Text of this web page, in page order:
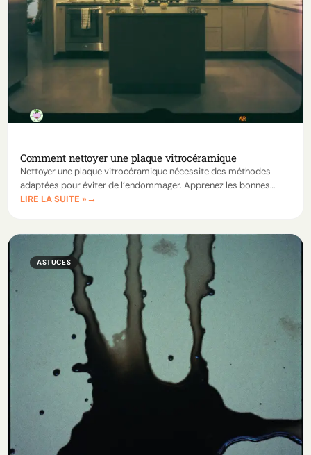
Comment nettoyer une plaque vitrocéramique
Nettoyer une plaque vitrocéramique nécessite des méthodes
adaptées pour éviter de l’endommager. Apprenez les bonnes
pratiques, découvrez les meilleurs produits, et suivez nos astuces
LIRE LA SUITE »
ASTUCES